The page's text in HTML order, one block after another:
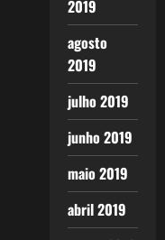
2019
agosto
2019
julho 2019
junho 2019
maio 2019
abril 2019